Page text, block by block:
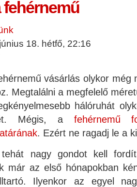
18. hétfő, 22:16
vásárlás olykor még
Megtalálni a megfelelő
hálóruhát
Mégis, a fehérnemű
. Ezért ne ragadj le a
tehát nagy gondot kell
már az első hónapokban
Ilyenkor az egyel